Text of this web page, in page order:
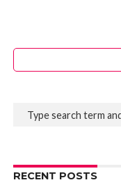
RECENT POSTS